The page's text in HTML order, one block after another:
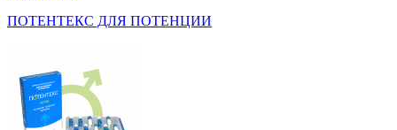
ПОТЕНТЕКС ДЛЯ ПОТЕНЦИИ